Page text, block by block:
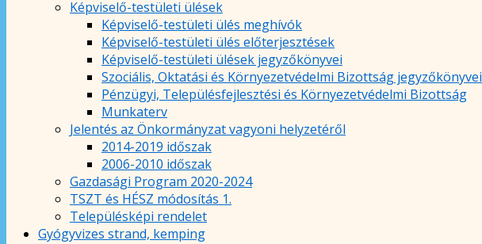
Képviselő-testületi ülések
Képviselő-testületi ülés meghívók
Képviselő-testületi ülés előterjesztések
Képviselő-testületi ülések jegyzőkönyvei
Szociális, Oktatási és Környezetvédelmi Bizottság jegyzőkönyvei
Pénzügyi, Településfejlesztési és Környezetvédelmi Bizottság
Munkaterv
Jelentés az Önkormányzat vagyoni helyzetéről
2014-2019 időszak
2006-2010 időszak
Gazdasági Program 2020-2024
TSZT és HÉSZ módosítás 1.
Településképi rendelet
Gyógyvizes strand, kemping